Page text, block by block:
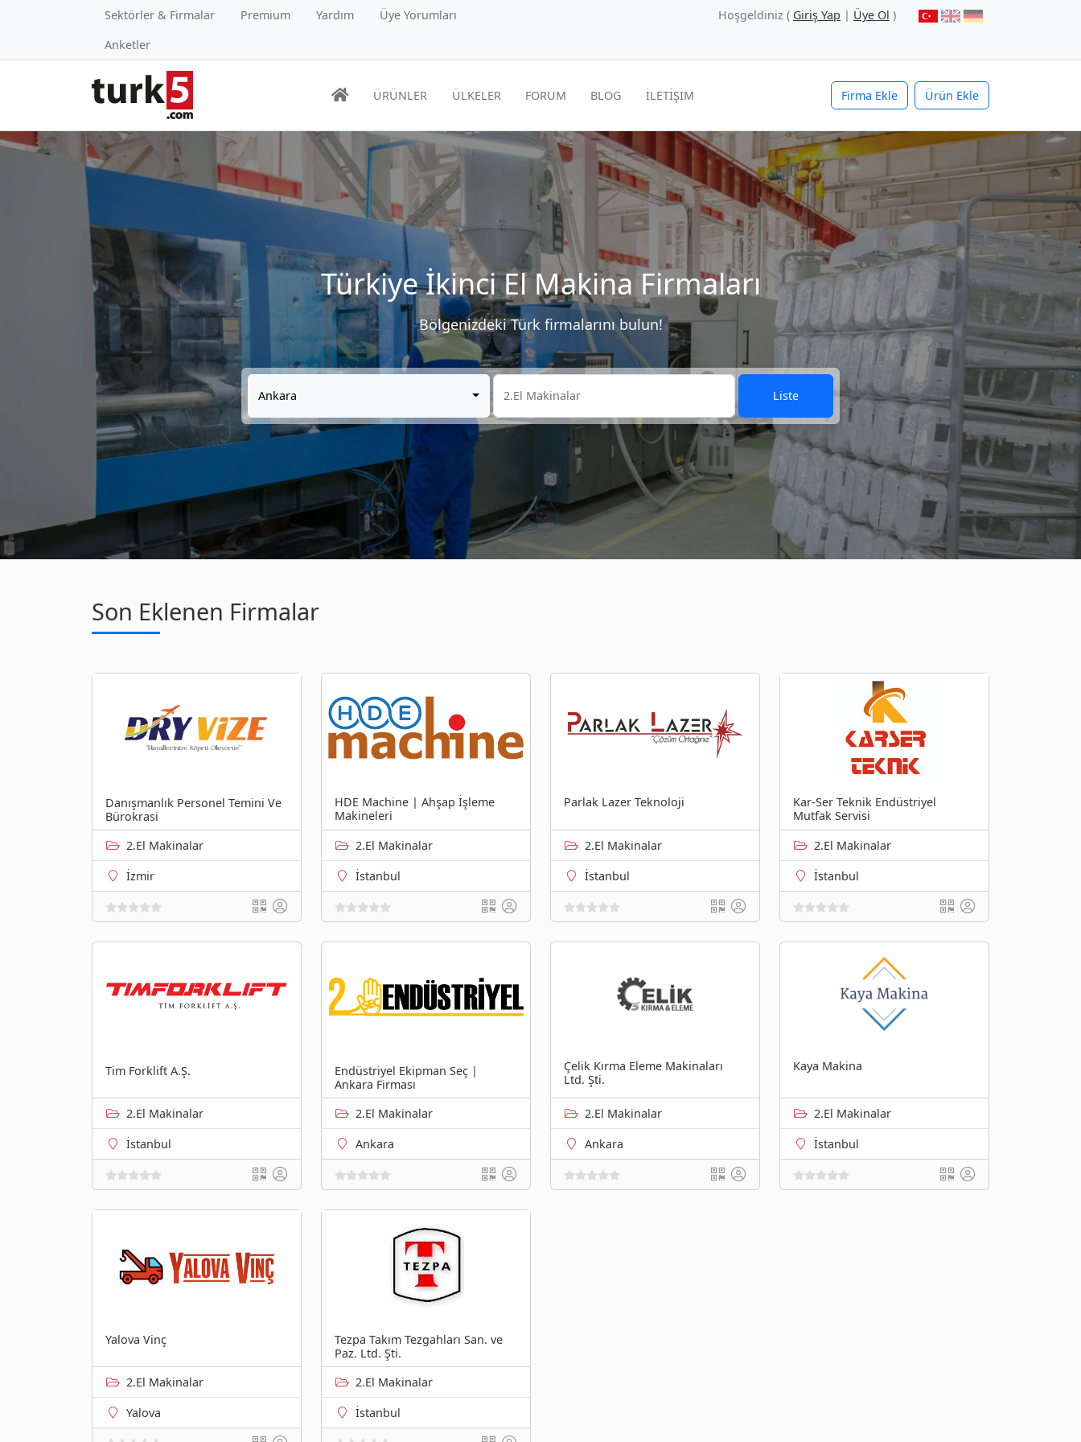
Sektörler & Firmalar Premium Yardım
Üye Yorumları
Anketler
Hoşgeldiniz ( Giriş Yap | Üye Ol )
Firma Ekle Ürün Ekle
ÜRÜNLER ÜLKELER FORUM BLOG İLETİŞİM
Türkiye İkinci El Makina Firmaları
Bölgenizdeki Türk firmalarını bulun!
Ankara Liste
Son Eklenen Firmalar
Danışmanlık Personel Temini Ve
Bürokrasi
2.El Makinalar
İzmir
HDE Machine | Ahşap İşleme
Makineleri
2.El Makinalar
İstanbul
Parlak Lazer Teknoloji
2.El Makinalar
İstanbul
Kar-Ser Teknik Endüstriyel
Mutfak Servisi
2.El Makinalar
İstanbul
Tim Forklift A.Ş.
2.El Makinalar
İstanbul
Endüstriyel Ekipman Seç |
Ankara Firması
2.El Makinalar
Ankara
Çelik Kırma Eleme Makinaları
Ltd. Şti.
2.El Makinalar
Ankara
Kaya Makina
2.El Makinalar
İstanbul
Yalova Vinç
2.El Makinalar
Yalova
Tezpa Takım Tezgahları San. ve
Paz. Ltd. Şti.
2.El Makinalar
İstanbul